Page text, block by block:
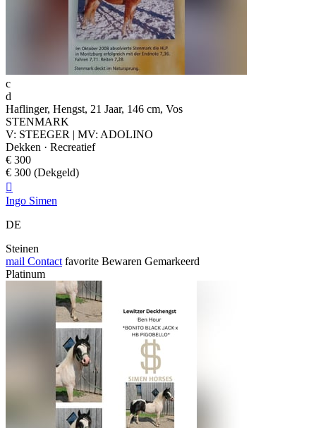
c
d
Haflinger, Hengst, 21 Jaar, 146 cm, Vos
STENMARK
V: STEEGER | MV: ADOLINO
Dekken · Recreatief
€ 300
€ 300 (Dekgeld)

Ingo Simen
DE
Steinen
mail Contact favorite Bewaren Gemarkeerd
Platinum